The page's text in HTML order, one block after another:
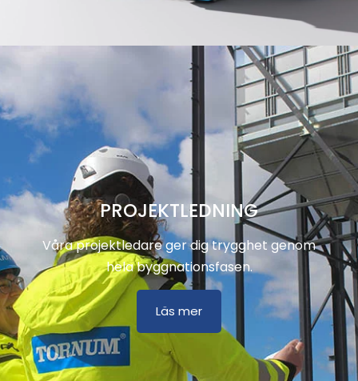
PROJEKTLEDNING
Våra projektledare ger dig trygghet genom
hela byggnationsfasen.
Läs mer